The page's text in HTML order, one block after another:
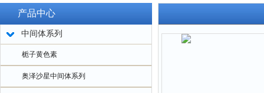
产品中心
中间体系列
栀子黄色素
奥泽沙星中间体系列